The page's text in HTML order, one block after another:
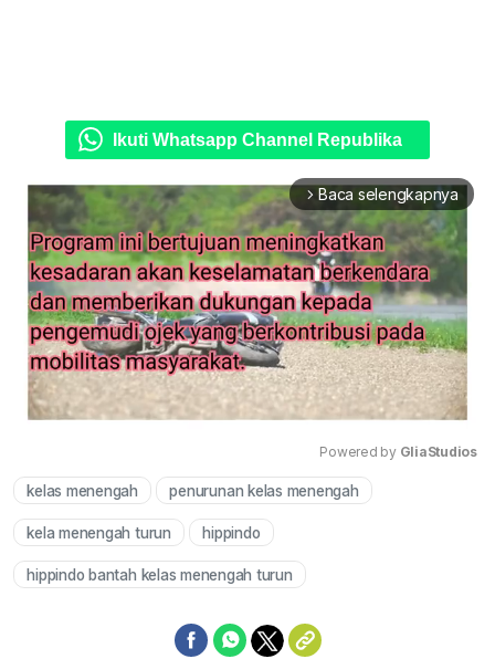
Ikuti Whatsapp Channel Republika
arrow_forward_ios Baca selengkapnya
Powered by GliaStudios
kelas menengah penurunan kelas menengah
kela menengah turun hippindo
hippindo bantah kelas menengah turun